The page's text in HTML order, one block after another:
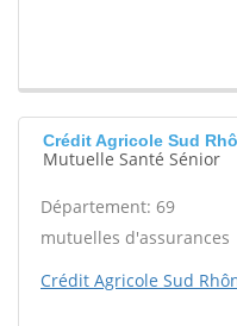
Crédit Agricole Sud
Mutuelle Santé Sénior
Département: 69
mutuelles d'assurances
Crédit Agricole Sud